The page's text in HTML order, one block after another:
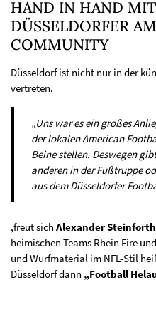
HAND IN HAND
DÜSSELDORFER
COMMUNITY
Düsseldorf ist nicht nur in der
vertreten.
„Uns war es ein großes
der lokalen American
Beine stellen. Deswegen
anderen in der Fußtruppe
aus dem Düsseldorfer
,freut sich Alexander Steinforth
heimischen Teams Rhein Fire
und Wurfmaterial im NFL-Stil
Düsseldorf dann „Football